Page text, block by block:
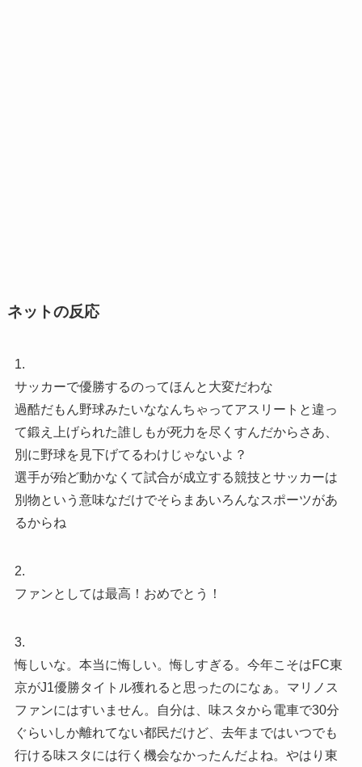
ネットの反応
1.
サッカーで優勝するのってほんと大変だわな
過酷だもん野球みたいななんちゃってアスリートと違っ
て鍛え上げられた誰しもが死力を尽くすんだからさあ、
別に野球を見下げてるわけじゃないよ？
選手が殆ど動かなくて試合が成立する競技とサッカーは
別物という意味なだけでそらまあいろんなスポーツがあ
るからね
2.
ファンとしては最高！おめでとう！
3.
悔しいな。本当に悔しい。悔しすぎる。今年こそはFC東
京がJ1優勝タイトル獲れると思ったのになぁ。マリノス
ファンにはすいません。自分は、味スタから電車で30分
ぐらいしか離れてない都民だけど、去年まではいつでも
行ける味スタには行く機会なかったんだよね。やはり東